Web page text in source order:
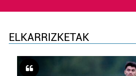
ELKARRIZKETAK